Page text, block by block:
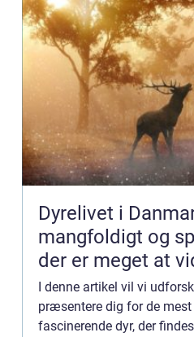
Dyrelivet i
mangfoldigt og
der er meget at
er interesseret i
I denne artikel vil vi
præsentere dig for de
fascinerende dyr, der